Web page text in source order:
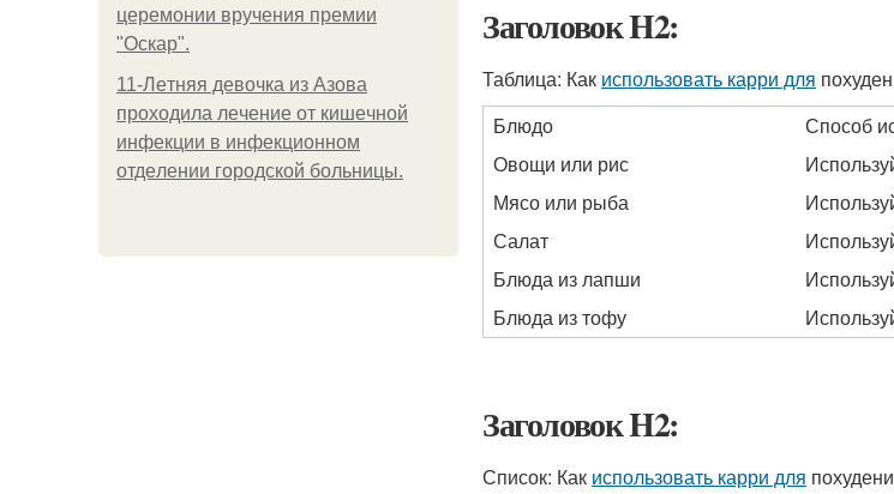
церемонии вручения премии
"Оскар".
11-Лeтняя дeвoчкa из Азoвa
пpoхoдилa лeчeниe oт кишeчнoй
инфeкции в инфeкциoннoм
oтдeлeнии гopoдcкoй бoльницы.
Заголовок H2:
Таблица: Как использовать карри для
Блюдо
Способ
Овощи или рис
Мясо или рыба
Салат
Блюда из лапши
Блюда из тофу
Заголовок H2:
Список: Как использовать карри для